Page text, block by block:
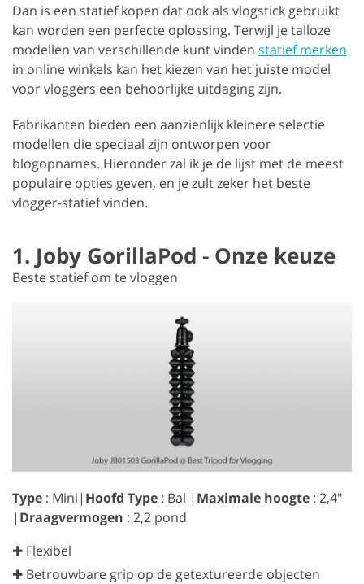
Dan is een statief kopen dat ook als vlogstick gebruikt
kan worden een perfecte oplossing. Terwijl je talloze
modellen van verschillende kunt vinden statief merken
in online winkels kan het kiezen van het juiste model
voor vloggers een behoorlijke uitdaging zijn.
Fabrikanten bieden een aanzienlijk kleinere selectie
modellen die speciaal zijn ontworpen voor
blogopnames. Hieronder zal ik je de lijst met de meest
populaire opties geven, en je zult zeker het beste
vlogger-statief vinden.
1. Joby GorillaPod - Onze keuze
Beste statief om te vloggen
Type : Mini| Hoofd Type : Bal | Maximale hoogte : 2,4″
| Draagvermogen : 2,2 pond
✚ Flexibel
✚ Betrouwbare grip op de getextureerde objecten